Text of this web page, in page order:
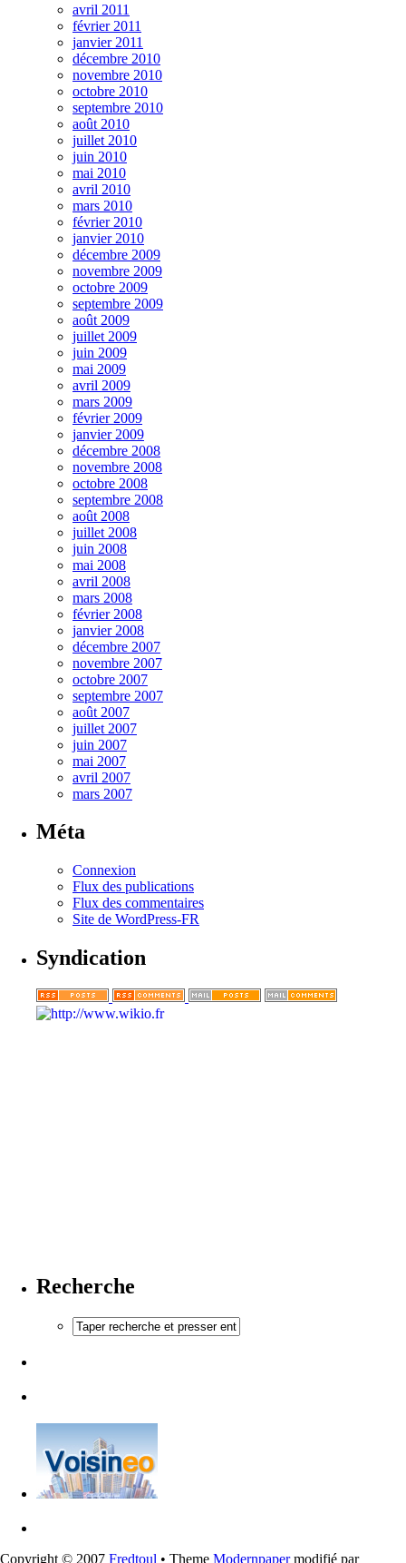
avril 2011
février 2011
janvier 2011
décembre 2010
novembre 2010
octobre 2010
septembre 2010
août 2010
juillet 2010
juin 2010
mai 2010
avril 2010
mars 2010
février 2010
janvier 2010
décembre 2009
novembre 2009
octobre 2009
septembre 2009
août 2009
juillet 2009
juin 2009
mai 2009
avril 2009
mars 2009
février 2009
janvier 2009
décembre 2008
novembre 2008
octobre 2008
septembre 2008
août 2008
juillet 2008
juin 2008
mai 2008
avril 2008
mars 2008
février 2008
janvier 2008
décembre 2007
novembre 2007
octobre 2007
septembre 2007
août 2007
juillet 2007
juin 2007
mai 2007
avril 2007
mars 2007
Méta
Connexion
Flux des publications
Flux des commentaires
Site de WordPress-FR
Syndication
Recherche
Copyright © 2007 Fredtoul • Theme Modernpapermodifié par